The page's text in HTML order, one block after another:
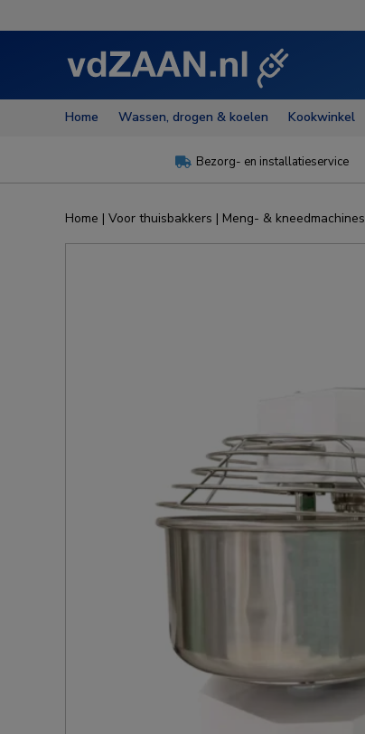
Home Wassen, drogen & koelen Kookwinkel
 Bezorg- en installatieservice
Home | Voor thuisbakkers | Meng- & kneedmachines